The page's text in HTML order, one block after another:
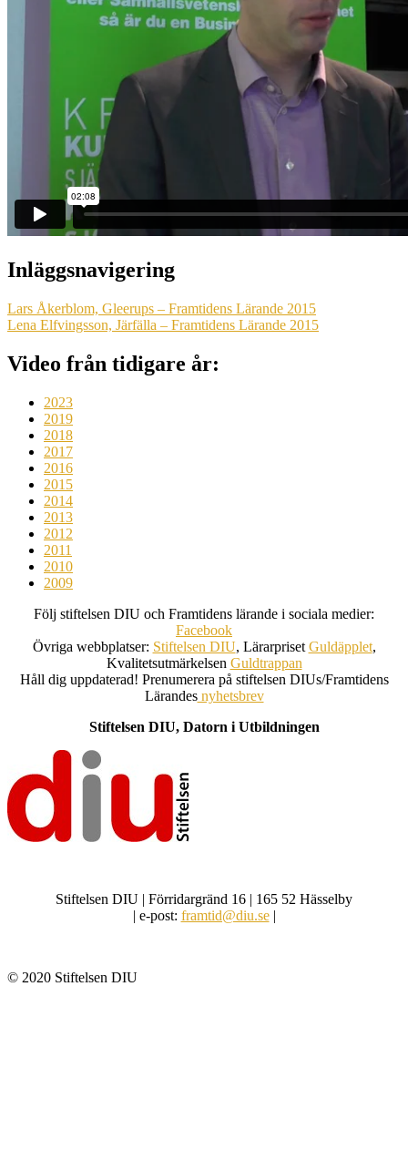
Inläggsnavigering
Lars Åkerblom, Gleerups – Framtidens Lärande 2015
Lena Elfvingsson, Järfälla – Framtidens Lärande 2015
Video från tidigare år:
2023
2019
2018
2017
2016
2015
2014
2013
2012
2011
2010
2009
Följ stiftelsen DIU och Framtidens lärande i sociala medier:
Facebook
Övriga webbplatser: Stiftelsen DIU, Lärarpriset Guldäpplet,
Kvalitetsutmärkelsen Guldtrappan
Håll dig uppdaterad! Prenumerera på stiftelsen DIUs/Framtidens
Lärandesnyhetsbrev
Stiftelsen DIU, Datorn i Utbildningen
Stiftelsen DIU | Förridargränd 16 | 165 52 Hässelby
| e-post: framtid@diu.se|
© 2020 Stiftelsen DIU